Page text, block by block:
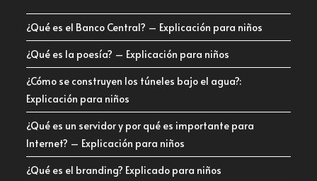
¿Qué es el Banco Central? – Explicación para niños
¿Qué es la poesía? – Explicación para niños
¿Cómo se construyen los túneles bajo el agua?:
Explicación para niños
¿Qué es un servidor y por qué es importante para
Internet? – Explicación para niños
¿Qué es el branding? Explicado para niños